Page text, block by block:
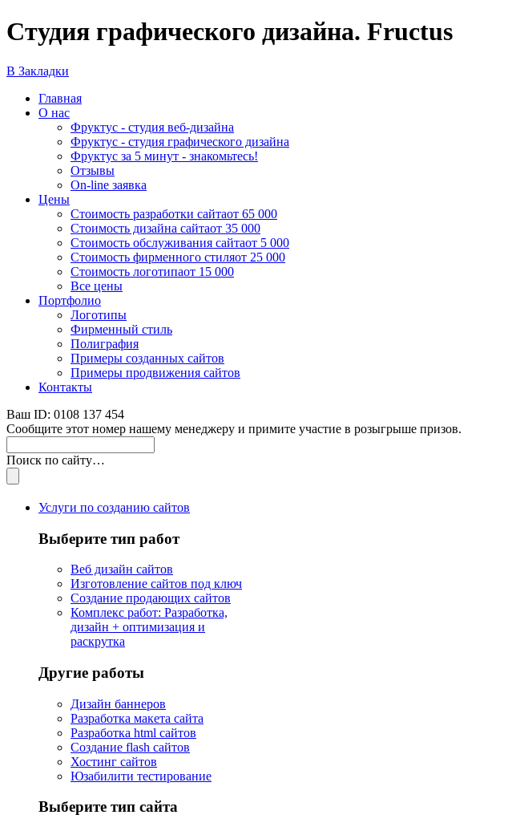
Студия графического дизайна. Fructus
В Закладки
Главная
О нас
Фруктус - студия веб-дизайна
Фруктус - студия графического дизайна
Фруктус за 5 минут - знакомьтесь!
Отзывы
On-line заявка
Цены
Стоимость разработки сайтаот 65 000
Стоимость дизайна сайтаот 35 000
Стоимость обслуживания сайтаот 5 000
Стоимость фирменного стиляот 25 000
Стоимость логотипаот 15 000
Все цены
Портфолио
Логотипы
Фирменный стиль
Полиграфия
Примеры созданных сайтов
Примеры продвижения сайтов
Контакты
Ваш ID: 0108 137 454
Сообщите этот номер нашему менеджеру и примите участие в розыгрыше призов.
Поиск по сайту…
Услуги по созданию сайтов
Выберите тип работ
Веб дизайн сайтов
Изготовление сайтов под ключ
Создание продающих сайтов
Комплекс работ: Разработка,
дизайн + оптимизация и
раскрутка
Другие работы
Дизайн баннеров
Разработка макета сайта
Разработка html сайтов
Создание flash сайтов
Хостинг сайтов
Юзабилити тестирование
Выберите тип сайта